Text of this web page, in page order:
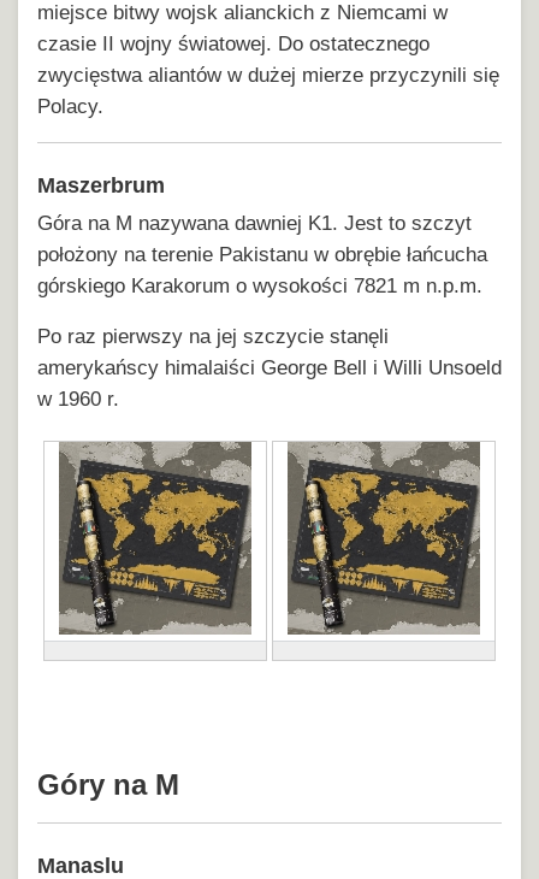
miejsce bitwy wojsk alianckich z Niemcami w
czasie II wojny światowej. Do ostatecznego
zwycięstwa aliantów w dużej mierze przyczynili się
Polacy.
Maszerbrum
Góra na M nazywana dawniej K1. Jest to szczyt
położony na terenie Pakistanu w obrębie łańcucha
górskiego Karakorum o wysokości 7821 m n.p.m.
Po raz pierwszy na jej szczycie stanęli
amerykańscy himalaiści George Bell i Willi Unsoeld
w 1960 r.
Góry na M
Manaslu